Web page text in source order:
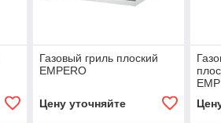
Газовый гриль плоский
EMPERO
Цену уточняйте